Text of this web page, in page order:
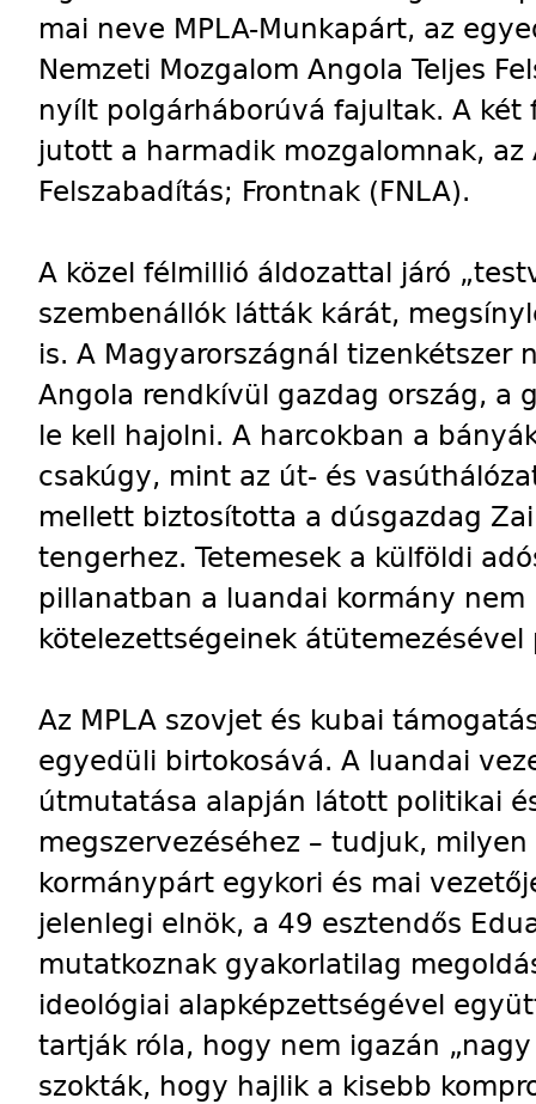
mai neve MPLA-Munkapárt, az
Nemzeti Mozgalom Angola Teljes
nyílt polgárháborúvá fajultak. A két
jutott a harmadik mozgalomnak, az
Felszabadítás; Frontnak (FNLA).
A közel félmillió áldozattal járó
szembenállók látták kárát,
is. A Magyarországnál tizenkétszer
Angola rendkívül gazdag ország, a
le kell hajolni. A harcokban a
csakúgy, mint az út- és
mellett biztosította a dúsgazdag
tengerhez. Tetemesek a külföldi
pillanatban a luandai kormány nem
kötelezettségeinek átütemezésével
Az MPLA szovjet és kubai
egyedüli birtokosává. A luandai
útmutatása alapján látott politikai
megszervezéséhez – tudjuk,
kormánypárt egykori és mai
jelenlegi elnök, a 49 esztendős
mutatkoznak gyakorlatilag
ideológiai alapképzettségével
tartják róla, hogy nem igazán
szokták, hogy hajlik a kisebb